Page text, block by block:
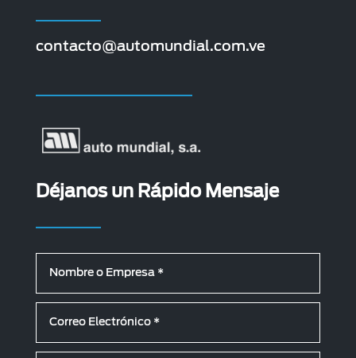
contacto@automundial.com.ve
Déjanos un Rápido Mensaje